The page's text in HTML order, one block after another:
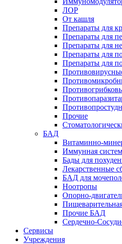
ЛОР
От кашля
Препараты для
Препараты для
Препараты для
Препараты для
Препараты для
Прочие
БАД
Витаминно-
Иммунная
Бады для
Лекарственные
БАД для
Ноотропы
Опорно-
Прочие БАД
Сердечно-
Сервисы
Учреждения